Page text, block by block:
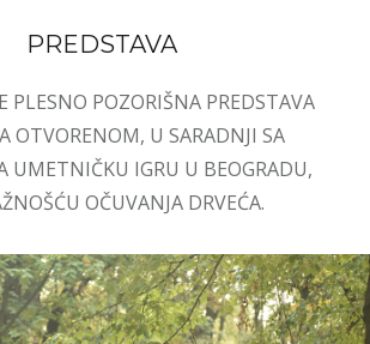
PREDSTAVA
PLESNO POZORIŠNA PREDSTAVA
OTVORENOM, U SARADNJI SA
IGRU U BEOGRADU,
OČUVANJA DRVEĆA.